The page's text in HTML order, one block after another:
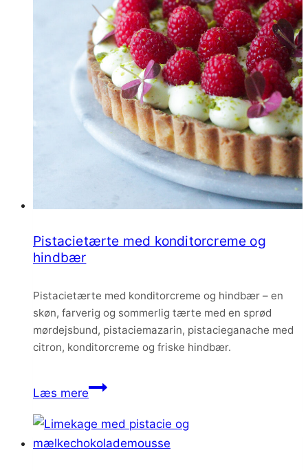
Pistacietærte med konditorcreme og
hindbær
Pistacietærte med konditorcreme og hindbær – en
skøn, farverig og sommerlig tærte med en sprød
mørdejsbund, pistaciemazarin, pistacieganache med
citron, konditorcreme og friske hindbær.
Læs merePistacietærte
konditorcreme
og